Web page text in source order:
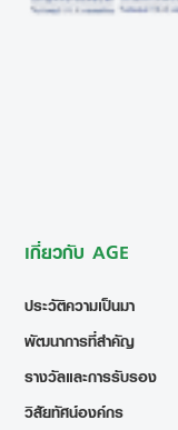
เกี่ยวกับ AGE
ประวัติความเป็นมา
พัฒนาการที่สำคัญ
รางวัลและการรับรอง
วิสัยทัศน์องค์กร